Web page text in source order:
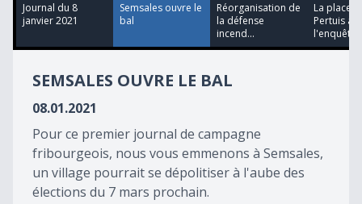
48
seconds
Journal du 8
janvier 2021
Semsales ouvre le
bal
Réorganisation de
la défense
incend...
La place
Pertuis à
l'enquête
SEMSALES OUVRE LE BAL
08.01.2021
Pour ce premier journal de campagne
fribourgeois, nous vous emmenons à Semsales,
un village pourrait se dépolitiser à l'aube des
élections du 7 mars prochain.